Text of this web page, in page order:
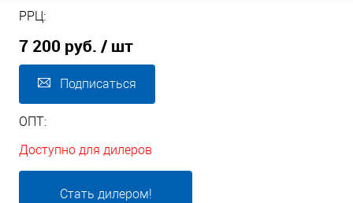
РРЦ:
7 200 руб. / шт
Подписаться
ОПТ:
Доступно для дилеров
Стать дилером!